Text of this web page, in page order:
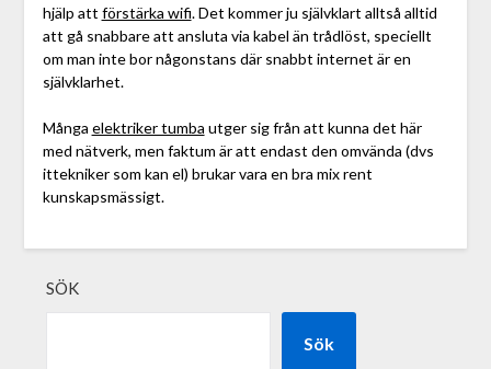
hjälp att förstärka wifi. Det kommer ju självklart alltså alltid
att gå snabbare att ansluta via kabel än trådlöst, speciellt
om man inte bor någonstans där snabbt internet är en
självklarhet.
Många elektriker tumba utger sig från att kunna det här
med nätverk, men faktum är att endast den omvända (dvs
ittekniker som kan el) brukar vara en bra mix rent
kunskapsmässigt.
SÖK
Sök